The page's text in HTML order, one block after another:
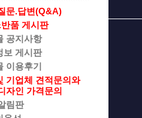
문.답변(Q&A)
품 게시판
공지사항
보 게시판
이용후기
기업체 견적문의와
자인 가격문의
림판